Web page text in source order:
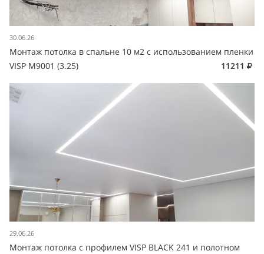
30.06.26
Монтаж потолка в спальне 10 м2 с использованием пленки
VISP M9001 (3.25)
11211
29.06.26
Монтаж потолка с профилем VISP BLACK 241 и полотном